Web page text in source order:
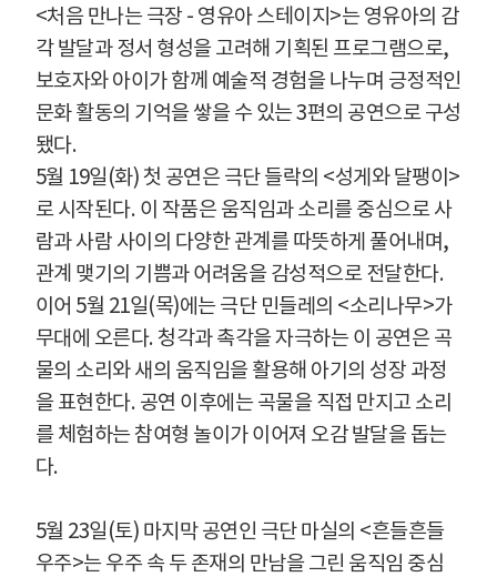
<처음 만나는 극장 - 영유아 스테이지 >는 영유아의 감
각 발달과 정서 형성을 고려해 기획된 프로그램으로,
보호자와 아이가 함께 예술적 경험을 나누며 긍정적인
문화 활동의 기억을 쌓을 수 있는3편의 공연으로 구성
됐다.
5월 19일(화)첫 공연은 극단 들락의 <성게와 달팽이 >
로 시작된다. 이 작품은 움직임과 소리를 중심으로 사
람과 사람 사이의 다양한 관계를 따뜻하게 풀어내며,
관계 맺기의 기쁨과 어려움을 감성적으로 전달한다.
이어 5월 21일(목)에는 극단 민들레의 <소리나무>가
무대에 오른다.청각과 촉각을 자극하는 이 공연은 곡
물의 소리와 새의 움직임을 활용해 아기의 성장 과정
을 표현한다. 공연 이후에는 곡물을 직접 만지고 소리
를 체험하는 참여형 놀이가 이어져 오감 발달을 돕는
다.
5월 23일(토) 마지막 공연인 극단 마실의 <흔들흔들
우주>는 우주 속 두 존재의 만남을 그린 움직임 중심